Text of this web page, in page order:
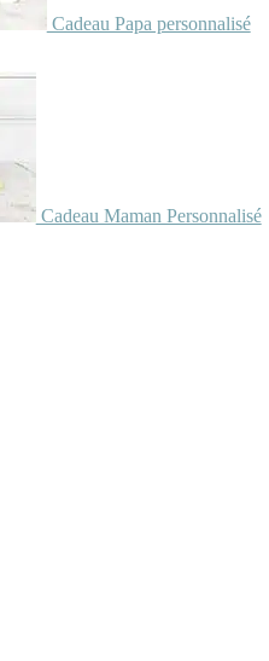
Cadeau Papa personnalisé
Cadeau Maman Personnalisé